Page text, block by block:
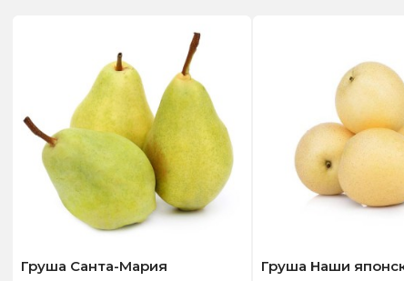
Груша Санта-Мария Груша Наши